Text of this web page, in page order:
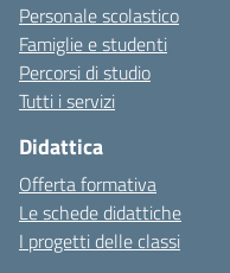
Personale scolastico
Famiglie e studenti
Percorsi di studio
Tutti i servizi
Didattica
Offerta formativa
Le schede didattiche
I progetti delle classi